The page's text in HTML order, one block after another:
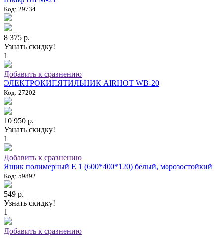
Код: 29734
8 375 р.
Узнать скидку!
1
Добавить к сравнению
ЭЛЕКТРОКИПЯТИЛЬНИК AIRHOT WB-20
Код: 27202
10 950 р.
Узнать скидку!
1
Добавить к сравнению
Ящик полимерный E 1 (600*400*120) белый, морозостойкий
Код: 59892
549 р.
Узнать скидку!
1
Добавить к сравнению